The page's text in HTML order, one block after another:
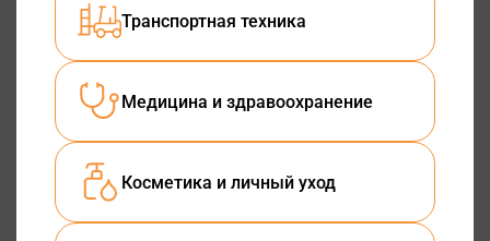
Транспортная техника
Медицина и здравоохранение
Косметика и личный уход